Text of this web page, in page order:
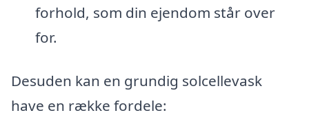
forhold, som din ejendom står over
for.
Desuden kan en grundig solcellevask
have en række fordele: